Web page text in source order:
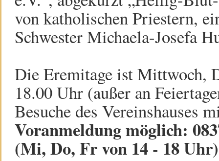
von katholischen Priestern,
Schwester Michaela-Josefa
Die Eremitage ist Mittwoch,
18.00 Uhr (außer an
Besuche des Vereinshauses
Voranmeldung möglich:
(Mi, Do, Fr von 14 - 18 Uhr)